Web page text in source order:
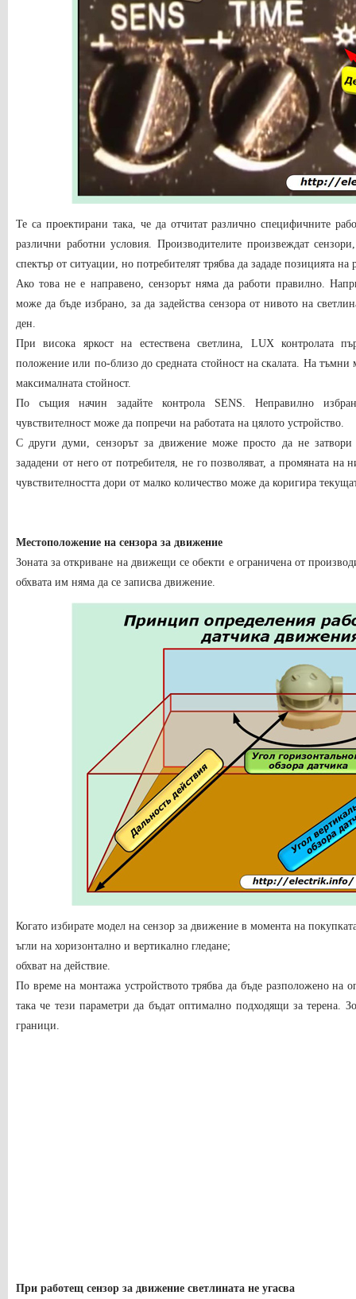
Те са проектирани така, че да отчитат различно специфичните
различни работни условия. Производителите произвеждат
спектър от ситуации, но потребителят трябва да зададе позицията на
Ако това не е направено, сензорът няма да работи правилно.
може да бъде избрано, за да задейства сензора от нивото на
ден.
При висока яркост на естествена светлина, LUX контролата
положение или по-близо до средната стойност на скалата. На тъмни
максималната стойност.
По същия начин задайте контрола SENS. Неправилно
чувствителност може да попречи на работата на цялото устройство.
С други думи, сензорът за движение може просто да не затвори
зададени от него от потребителя, не го позволяват, а промяната на
чувствителността дори от малко количество може да коригира
Местоположение на сензора за движение
Зоната за откриване на движещи се обекти е ограничена от
обхвата им няма да се записва движение.
Когато избирате модел на сензор за движение в момента на
ъгли на хоризонтално и вертикално гледане;
обхват на действие.
По време на монтажа устройството трябва да бъде разположено на
така че тези параметри да бъдат оптимално подходящи за терена.
граници.
При работещ сензор за движение светлината не угасва